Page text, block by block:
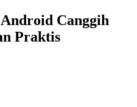
Canggih
Praktis